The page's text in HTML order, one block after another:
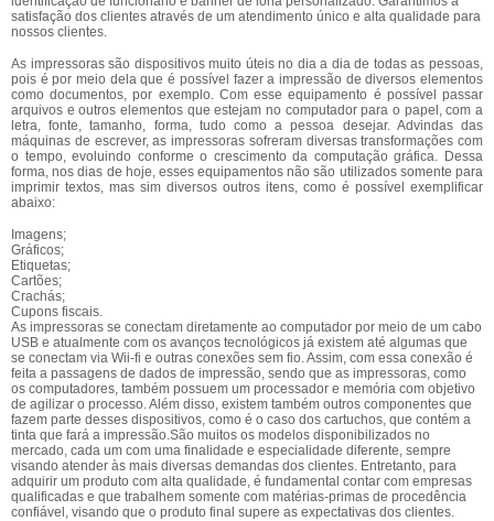
satisfação dos clientes através de um atendimento único e alta qualidade para
nossos clientes.
As impressoras são dispositivos muito úteis no dia a dia de todas as pessoas,
pois é por meio dela que é possível fazer a impressão de diversos elementos
como documentos, por exemplo. Com esse equipamento é possível passar
arquivos e outros elementos que estejam no computador para o papel, com a
letra, fonte, tamanho, forma, tudo como a pessoa desejar. Advindas das
máquinas de escrever, as impressoras sofreram diversas transformações com
o tempo, evoluindo conforme o crescimento da computação gráfica. Dessa
forma, nos dias de hoje, esses equipamentos não são utilizados somente para
imprimir textos, mas sim diversos outros itens, como é possível exemplificar
abaixo:
Imagens;
Gráficos;
Etiquetas;
Cartões;
Crachás;
Cupons fiscais.
As impressoras se conectam diretamente ao computador por meio de um cabo
USB e atualmente com os avanços tecnológicos já existem até algumas que
se conectam via Wii-fi e outras conexões sem fio. Assim, com essa conexão é
feita a passagens de dados de impressão, sendo que as impressoras, como
os computadores, também possuem um processador e memória com objetivo
de agilizar o processo. Além disso, existem também outros componentes que
fazem parte desses dispositivos, como é o caso dos cartuchos, que contém a
tinta que fará a impressão.São muitos os modelos disponibilizados no
mercado, cada um com uma finalidade e especialidade diferente, sempre
visando atender às mais diversas demandas dos clientes. Entretanto, para
adquirir um produto com alta qualidade, é fundamental contar com empresas
qualificadas e que trabalhem somente com matérias-primas de procedência
confiável, visando que o produto final supere as expectativas dos clientes.